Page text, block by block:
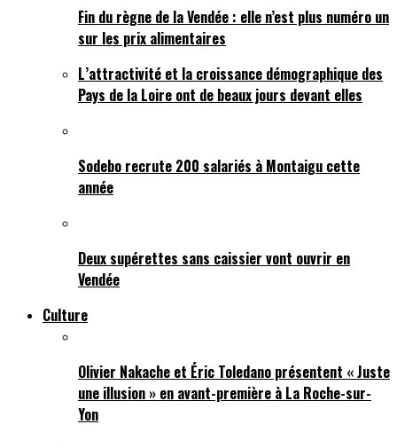
Fin du règne de la Vendée : elle n’est plus numéro un
sur les prix alimentaires
L’attractivité et la croissance démographique des
Pays de la Loire ont de beaux jours devant elles
Sodebo recrute 200 salariés à Montaigu cette
année
Deux supérettes sans caissier vont ouvrir en
Vendée
Culture
Olivier Nakache et Éric Toledano présentent « Juste
une illusion » en avant-première à La Roche-sur-
Yon